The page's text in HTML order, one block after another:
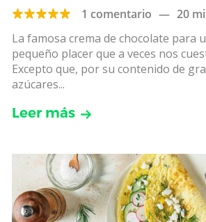
1 comentario — 20
La famosa crema de chocolate para
pequeño placer que a veces nos
Excepto que, por su contenido de
azúcares...
Leer más